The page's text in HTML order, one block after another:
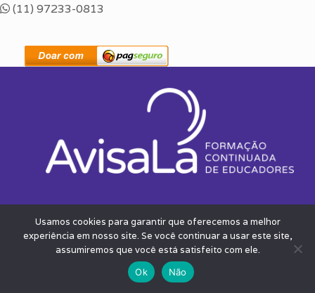
(11) 97233-0813
ENDEREÇO:
Av. Pedroso de Morais, 103, conj NR 1305
CEP: 05419-000 – São Paulo – SP
Usamos cookies para garantir que oferecemos a melhor
experiência em nosso site. Se você continuar a usar este site,
assumiremos que você está satisfeito com ele.
Ok Não